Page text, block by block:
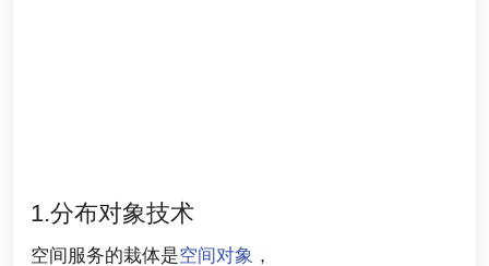
1.分布对象技术
空间服务的栽体是空间对象 ，